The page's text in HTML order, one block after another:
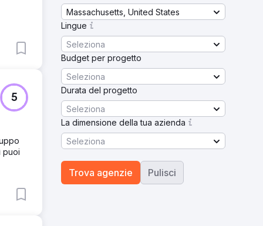
5
puoi
Massachusetts, United States
Lingue
Seleziona
Budget per progetto
Seleziona
Durata del progetto
Seleziona
La dimensione della tua azienda
Seleziona
Trova agenzie Pulisci